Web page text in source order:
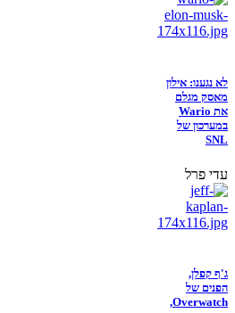
לא נגענו: אילון
מאסק מגלם
את Wario
במערכון של
SNL
עדי פרל
ג'ף קפלן,
הפנים של
Overwatch,